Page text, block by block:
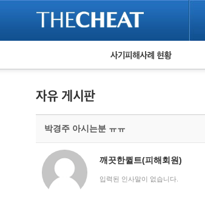
피해사례 현황
보이스피싱 피해사례
유해사이트 목록
비공개 피해사례
워킹홀리데이 피해사례
박경주 아시는분 ㅠㅠ
깨끗한퀼트(피해회원)
입력된 인사말이 없습니다.